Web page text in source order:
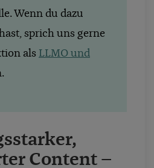
Wenn du dazu
sprich uns gerne
als LLMO und
Content –